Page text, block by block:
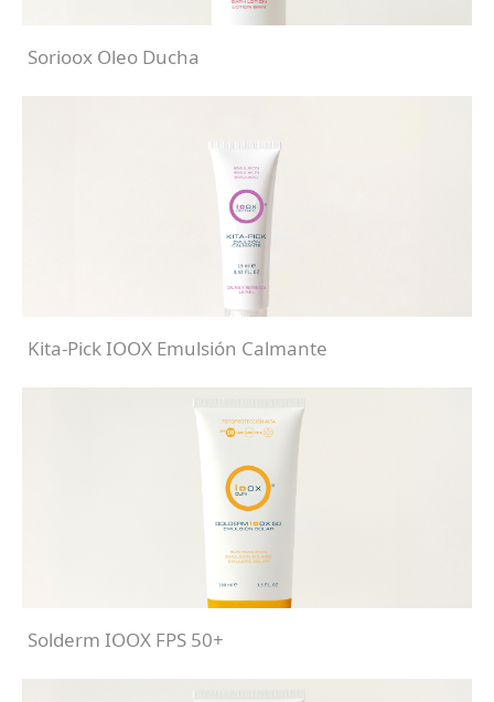
Sorioox Oleo Ducha
Kita-Pick IOOX Emulsión Calmante
Solderm IOOX FPS 50+